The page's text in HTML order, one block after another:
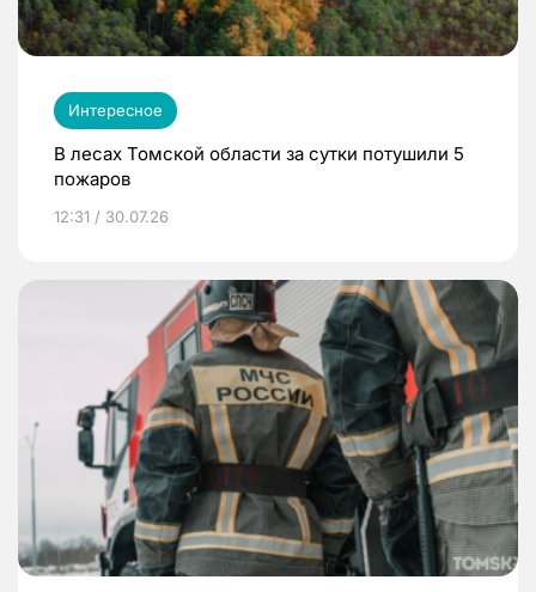
Интересное
В лесах Томской области за сутки потушили 5
пожаров
12:31 / 30.07.26